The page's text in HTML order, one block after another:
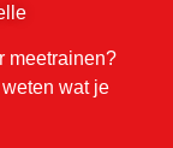
meetrainen?
wat je